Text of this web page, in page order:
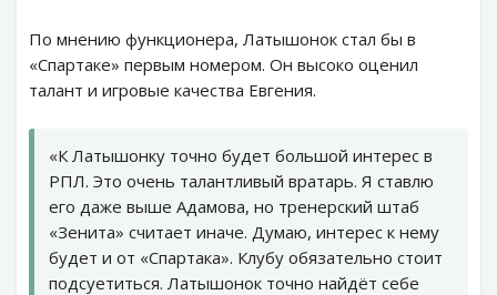
По мнению функционера, Латышонок стал бы в
«Спартаке» первым номером. Он высоко оценил
талант и игровые качества Евгения.
«К Латышонку точно будет большой интерес в
РПЛ. Это очень талантливый вратарь. Я ставлю
его даже выше Адамова, но тренерский штаб
«Зенита» считает иначе. Думаю, интерес к нему
будет и от «Спартака». Клубу обязательно стоит
подсуетиться. Латышонок точно найдёт себе